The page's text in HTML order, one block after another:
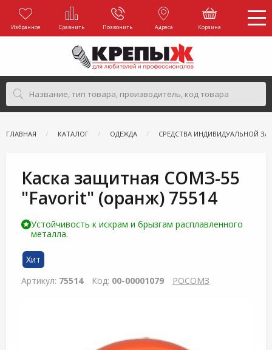
Избранное Сравнить Позвонить Адреса Корзина
ГЛАВНАЯ КАТАЛОГ ОДЕЖДА СРЕДСТВА ИНДИВИДУАЛЬНОЙ
Каска защитная СОМЗ-55
"Favorit" (оранж) 75514
Устойчивость к искрам и брызгам расплавленного
металла.
Хит
Артикул: 75514 Код: 00-00001079 РОСОМЗ